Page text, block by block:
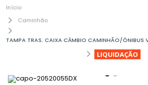
Caminhão
TAMPA TRAS. CAIXA CÂMBIO CAMINHÃO/ÔNIBUS
LIQUIDAÇÃO